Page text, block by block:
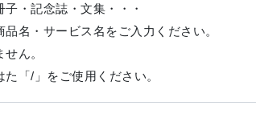
・記念誌・文集・・・
名・サービス名をご入力ください。
ん。
「/」をご使用ください。